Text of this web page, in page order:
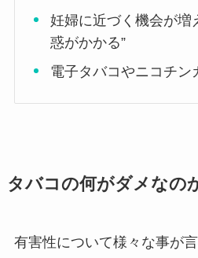
妊婦に近づく機会が増
惑がかかる”
電子タバコやニコチン
タバコの何がダメなの
有害性について様々な事が